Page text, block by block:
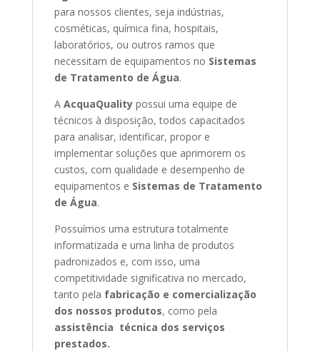
para nossos clientes, seja indústrias,
cosméticas, química fina, hospitais,
laboratórios, ou outros ramos que
necessitam de equipamentos no Sistemas
de Tratamento de Água.
A AcquaQualitypossui uma equipe de
técnicos à disposição, todos capacitados
para analisar, identificar, propor e
implementar soluções que aprimorem os
custos, com qualidade e desempenho de
equipamentos e Sistemas de Tratamento
de Água.
Possuímos uma estrutura totalmente
informatizada e uma linha de produtos
padronizados e, com isso, uma
competitividade significativa no mercado,
tanto pela fabricação e comercialização
dos nossos produtos, como pela
assistência técnica dos serviços
prestados.